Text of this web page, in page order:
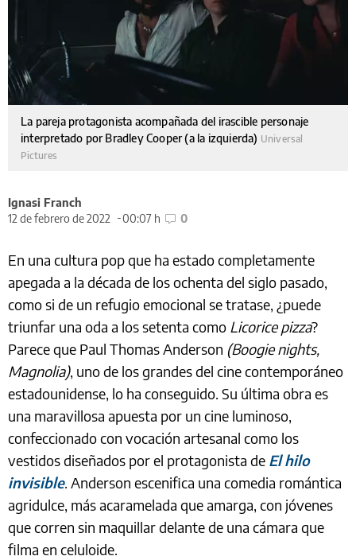
La pareja protagonista acompañada del irascible personaje
interpretado por Bradley Cooper (a la izquierda) Universal
Pictures
Ignasi Franch
12 de febrero de 2022
00:07 h 0
En una cultura pop que ha estado completamente
apegada a la década de los ochenta del siglo pasado,
como si de un refugio emocional se tratase, ¿puede
triunfar una oda a los setenta como Licorice pizza?
Parece que Paul Thomas Anderson (Boogie nights,
Magnolia), uno de los grandes del cine contemporáneo
estadounidense, lo ha conseguido. Su última obra es
una maravillosa apuesta por un cine luminoso,
confeccionado con vocación artesanal como los
vestidos diseñados por el protagonista de El hilo
invisible. Anderson escenifica una comedia romántica
agridulce, más acaramelada que amarga, con jóvenes
que corren sin maquillar delante de una cámara que
filma en celuloide.